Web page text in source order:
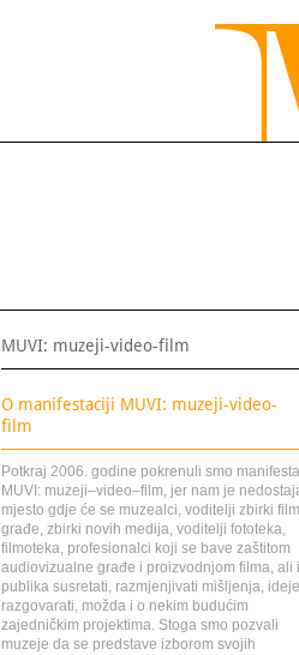
MUVI: muzeji-video-film
O manifestaciji MUVI: muzeji-video-
film
Potkraj 2006. godine pokrenuli smo
MUVI: muzeji–video–film, jer nam je
mjesto gdje će se muzealci, voditelji zbirki
građe, zbirki novih medija, voditelji fototeka,
filmoteka, profesionalci koji se bave zaštitom
audiovizualne građe i proizvodnjom filma, ali i
publika susretati, razmjenjivati mišljenja,
razgovarati, možda i o nekim budućim
zajedničkim projektima. Stoga smo pozvali
muzeje da se predstave izborom svojih